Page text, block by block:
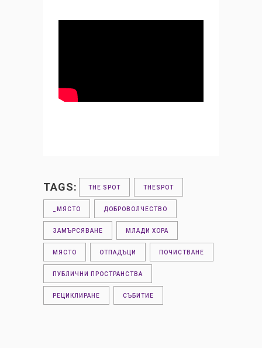
TAGS: THE SPOT THESPOT
_МЯСТО ДОБРОВОЛЧЕСТВО
ЗАМЪРСЯВАНЕ МЛАДИ ХОРА
МЯСТО ОТПАДЪЦИ ПОЧИСТВАНЕ
ПУБЛИЧНИ ПРОСТРАНСТВА
РЕЦИКЛИРАНЕ СЪБИТИЕ